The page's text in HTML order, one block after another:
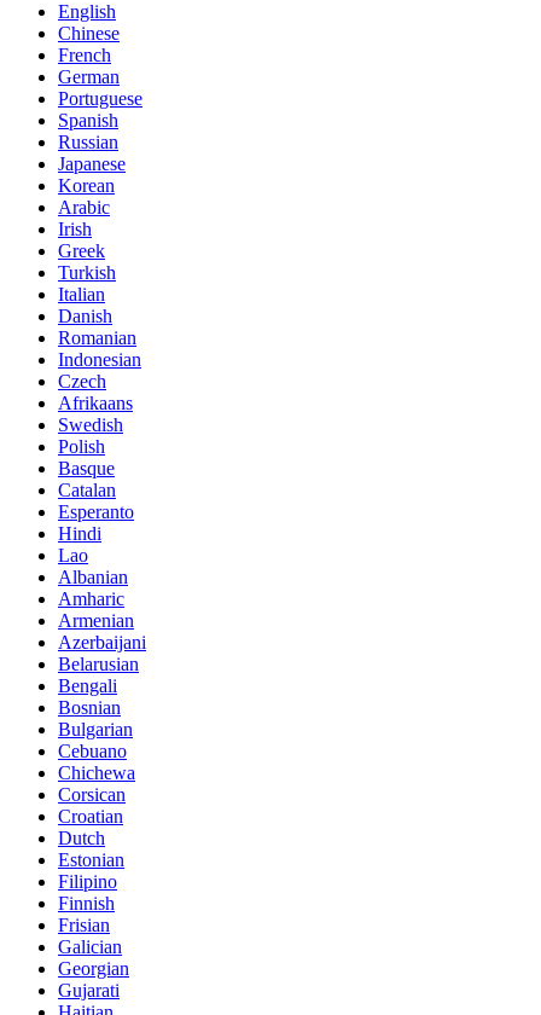
English
Chinese
French
German
Portuguese
Spanish
Russian
Japanese
Korean
Arabic
Irish
Greek
Turkish
Italian
Danish
Romanian
Indonesian
Czech
Afrikaans
Swedish
Polish
Basque
Catalan
Esperanto
Hindi
Lao
Albanian
Amharic
Armenian
Azerbaijani
Belarusian
Bengali
Bosnian
Bulgarian
Cebuano
Chichewa
Corsican
Croatian
Dutch
Estonian
Filipino
Finnish
Frisian
Galician
Georgian
Gujarati